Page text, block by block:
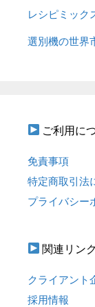
レシピミッ
選別機の世
ご利用に
免責事項
特定商取引法
プライバシー
関連リンク
クライアント
採用情報